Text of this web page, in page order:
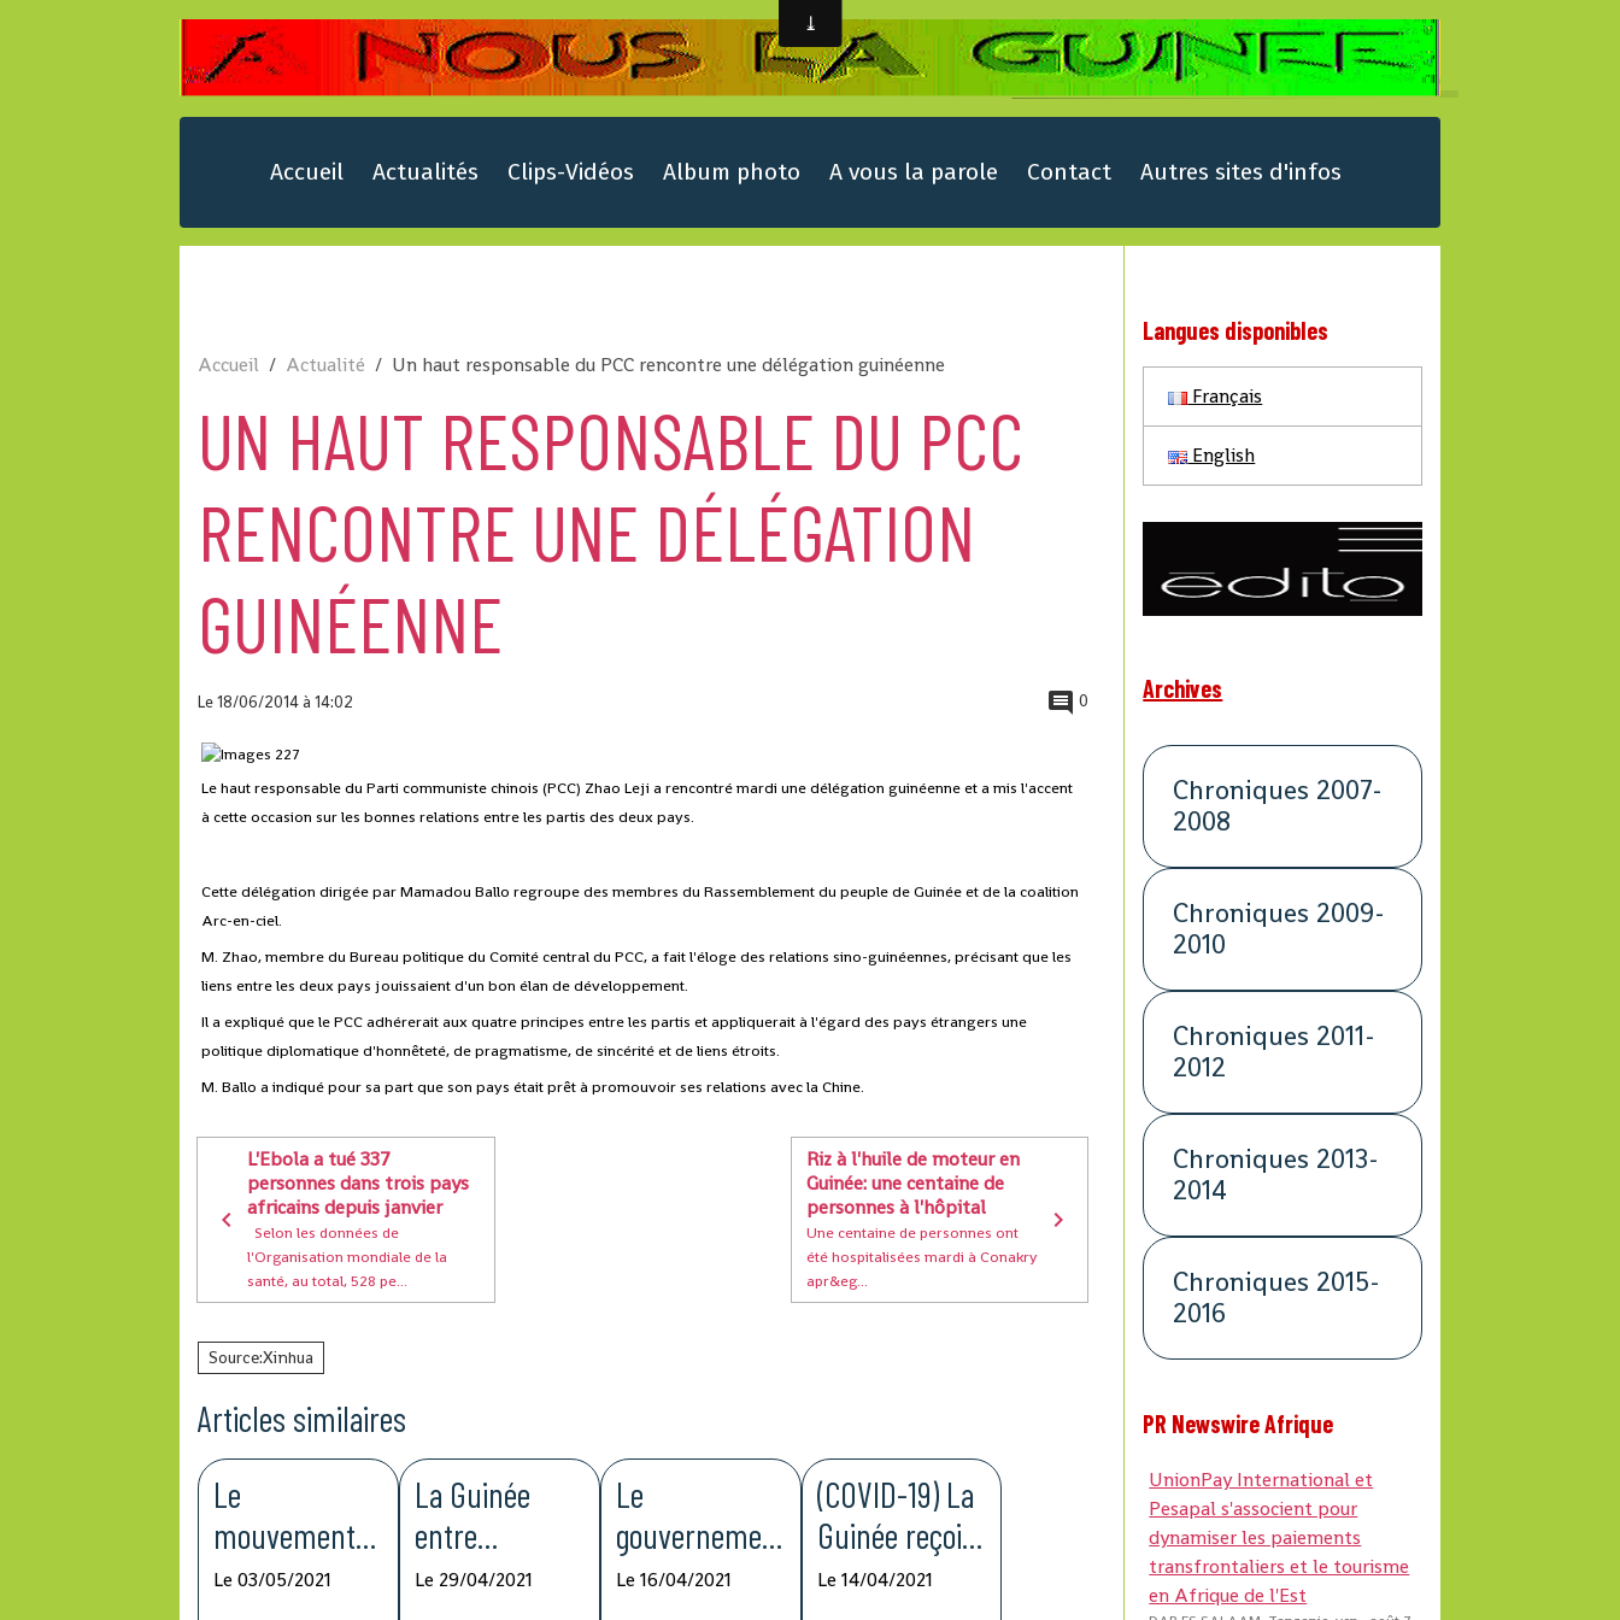
Accueil Actualités Clips-Vidéos Album photo A vous la parole Contact Autres sites d'infos
Accueil Actualité Un haut responsable du PCC rencontre une délégation guinéenne
UN HAUT RESPONSABLE DU PCC
RENCONTRE UNE DÉLÉGATION
GUINÉENNE
Le 18/06/2014à 14:02 0
Le haut responsable du Parti communiste chinois (PCC) Zhao Leji a rencontré mardi une délégation guinéenne et a mis l'accent
à cette occasion sur les bonnes relations entre les partis des deux pays.
Cette délégation dirigée par Mamadou Ballo regroupe des membres du Rassemblement du peuple de Guinée et de la coalition
Arc-en-ciel.
M. Zhao, membre du Bureau politique du Comité central du PCC, a fait l'éloge des relations sino-guinéennes, précisant que les
liens entre les deux pays jouissaient d'un bon élan de développement.
Il a expliqué que le PCC adhérerait aux quatre principes entre les partis et appliquerait à l'égard des pays étrangers une
politique diplomatique d'honnêteté, de pragmatisme, de sincérité et de liens étroits.
M. Ballo a indiqué pour sa part que son pays était prêt à promouvoir ses relations avec la Chine.
L'Ebola a tué 337
personnes dans trois pays
africains depuis janvier
Selon les données de
l'Organisation mondiale de la
santé, au total, 528 pe...
Riz à l'huile de moteur en
Guinée: une centaine de
personnes à l'hôpital
Une centaine de personnes ont
été hospitalisées mardi à Conakry
apr&eg...
Source:Xinhua
Articles similaires
Le
mouvement
syndical
Le 03/05/2021
La Guinée
entre
désormais
Le 29/04/2021
Le
gouvernemen
t guinéen
Le 16/04/2021
(COVID-19) La
Guinée reçoit
194.400 doses
Le 14/04/2021
Langues disponibles
Français
English
Archives
Chroniques 2007-
2008
Chroniques 2009-
2010
Chroniques 2011-
2012
Chroniques 2013-
2014
Chroniques 2015-
2016
PR Newswire Afrique
UnionPay International et
Pesapal s'associent pour
dynamiser les paiements
transfrontaliers et le tourisme
en Afrique de l'Est